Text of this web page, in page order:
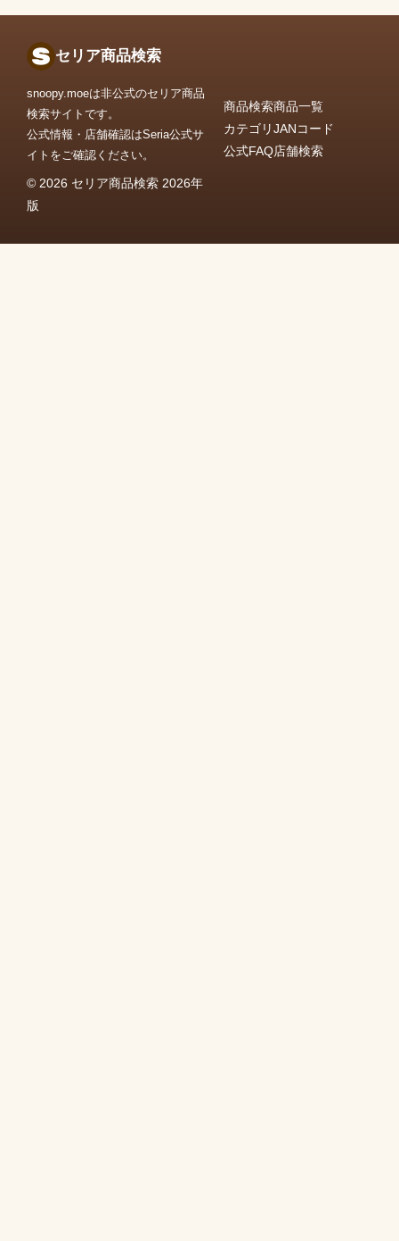
セリア商品検索
snoopy.moeは非公式のセリア商品
検索サイトです。
公式情報・店舗確認はSeria公式サ
イトをご確認ください。
© 2026 セリア商品検索 2026年
版
商品検索商品一覧
カテゴリJANコード
公式FAQ店舗検索